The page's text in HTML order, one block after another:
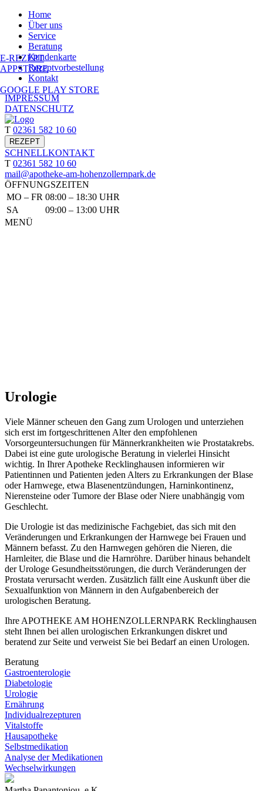
Home
Über uns
Service
Beratung
Kundenkarte
Rezept­vorbestellung
Kontakt
IMPRESSUM
DATENSCHUTZ
T 02361 582 10 60
REZEPT
E-REZEPT
APPSTORE
GOOGLE PLAY STORE
SCHNELLKONTAKT
T 02361 582 10 60
mail@apotheke-am-hohenzollernpark.de
ÖFFNUNGSZEITEN
MO – FR 08:00 – 18:30 UHR
SA
09:00 – 13:00 UHR
MENÜ
Urologie
Viele Männer scheuen den Gang zum Urologen und unterziehen
sich erst im fortgeschrittenen Alter den empfohlenen
Vorsorgeuntersuchungen für Männerkrankheiten wie Prostatakrebs.
Dabei ist eine gute urologische Beratung in vielerlei Hinsicht
wichtig. In Ihrer Apotheke Recklinghausen informieren wir
Patientinnen und Patienten jeden Alters zu Erkrankungen der Blase
oder Harnwege, etwa Blasenentzündungen, Harninkontinenz,
Nierensteine oder Tumore der Blase oder Niere unabhängig vom
Geschlecht.
Die Urologie ist das medizinische Fachgebiet, das sich mit den
Veränderungen und Erkrankungen der Harnwege bei Frauen und
Männern befasst. Zu den Harnwegen gehören die Nieren, die
Harnleiter, die Blase und die Harnröhre. Darüber hinaus behandelt
der Urologe Gesundheitsstörungen, die durch Veränderungen der
Prostata verursacht werden. Zusätzlich fällt eine Auskunft über die
Sexualfunktion von Männern in den Aufgabenbereich der
urologischen Beratung.
Ihre APOTHEKE AM HOHENZOLLERNPARK Recklinghausen
steht Ihnen bei allen urologischen Erkrankungen diskret und
beratend zur Seite und verweist Sie bei Bedarf an einen Urologen.
Beratung
Gastro­enterologie
Diabetologie
Urologie
Ernährung
Individual­rezepturen
Vitalstoffe
Hausapotheke
Selbst­medikation
Analyse der Medikationen
Wechsel­wirkungen